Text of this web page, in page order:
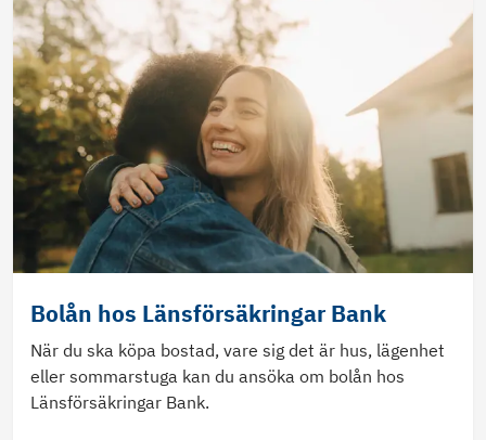
Bolån hos Länsförsäkringar Bank
När du ska köpa bostad, vare sig det är hus, lägenhet
eller sommarstuga kan du ansöka om bolån hos
Länsförsäkringar Bank.